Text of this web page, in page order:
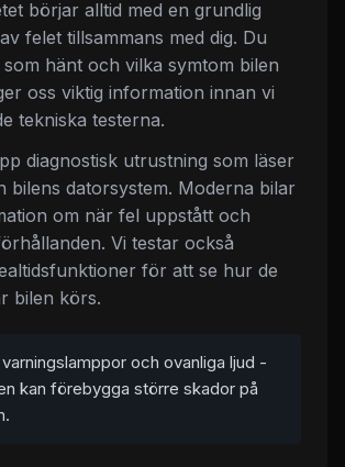
börjar alltid med en grundlig
felet tillsammans med dig. Du
hänt och vilka symtom bilen
oss viktig information innan vi
tekniska testerna.
diagnostisk utrustning som läser
bilens datorsystem. Moderna bilar
om när fel uppstått och
Vi testar också
för att se hur de
bilen körs.
och ovanliga ljud -
kan förebygga större skador på